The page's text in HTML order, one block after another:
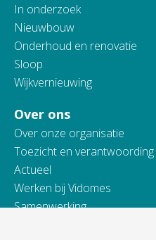
In onderzoek
Nieuwbouw
Onderhoud en renovatie
Sloop
Wijkvernieuwing
Over ons
Over onze organisatie
Toezicht en verantwoording
Actueel
Werken bij Vidomes
Samenwerking